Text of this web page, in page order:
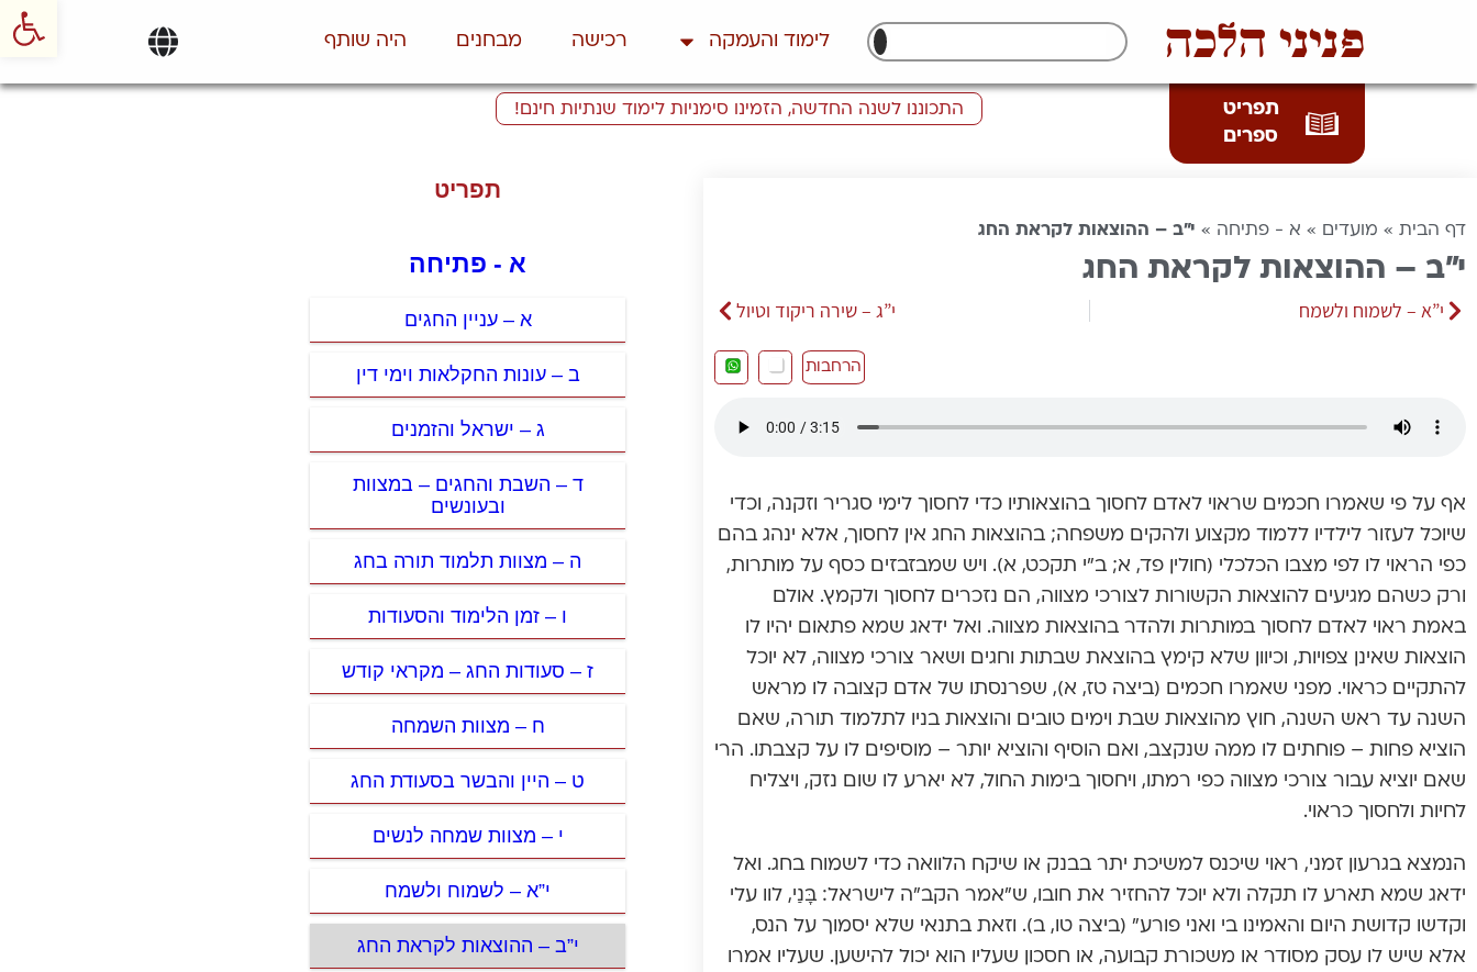
פניני הלכה לימוד והעמקה רכישה מבחנים היה שותף
תפריט
ספרים
התכוננו לשנה החדשה, הזמינו סימניות לימוד שנתיות חינם!
דף הבית » מועדים » א - פתיחה » י”ב – ההוצאות לקראת החג
י”ב – ההוצאות לקראת החג
י”א – לשמוח ולשמח י”ג – שירה ריקוד וטיול
הרחבות
אף על פי שאמרו חכמים שראוי לאדם לחסוך בהוצאותיו כדי לחסוך לימי סגריר וזקנה, וכדי
שיוכל לעזור לילדיו ללמוד מקצוע ולהקים משפחה; בהוצאות החג אין לחסוך, אלא ינהג בהם
כפי הראוי לו לפי מצבו הכלכלי (חולין פד, א; ב”י תקכט, א). ויש שמבזבזים כסף על מותרות,
ורק כשהם מגיעים להוצאות הקשורות לצורכי מצווה, הם נזכרים לחסוך ולקמץ. אולם
באמת ראוי לאדם לחסוך במותרות ולהדר בהוצאות מצווה. ואל ידאג שמא פתאום יהיו לו
הוצאות שאינן צפויות, וכיוון שלא קימץ בהוצאת שבתות וחגים ושאר צורכי מצווה, לא יוכל
להתקיים כראוי. מפני שאמרו חכמים (ביצה טז, א), שפרנסתו של אדם קצובה לו מראש
השנה עד ראש השנה, חוץ מהוצאות שבת וימים טובים והוצאות בניו לתלמוד תורה, שאם
הוציא פחות – פוחתים לו ממה שנקצב, ואם הוסיף והוציא יותר – מוסיפים לו על קצבתו. הרי
שאם יוציא עבור צורכי מצווה כפי רמתו, ויחסוך בימות החול, לא יארע לו שום נזק, ויצליח
לחיות ולחסוך כראוי.
הנמצא בגרעון זמני, ראוי שיכנס למשיכת יתר בבנק או שיקח הלוואה כדי לשמוח בחג. ואל
ידאג שמא תארע לו תקלה ולא יוכל להחזיר את חובו, ש”אמר הקב”ה לישראל: בָּנַי, לוו עלי
וקדשו קדושת היום והאמינו בי ואני פורע” (ביצה טו, ב). וזאת בתנאי שלא יסמוך על הנס,
אלא שיש לו עסק מסודר או משכורת קבועה, או חסכון שעליו הוא יכול להישען. שעליו אמרו
תפריט
א - פתיחה
א – עניין החגים
ב – עונות החקלאות וימי דין
ג – ישראל והזמנים
ד – השבת והחגים – במצוות
ובעונשים
ה – מצוות תלמוד תורה בחג
ו – זמן הלימוד והסעודות
ז – סעודות החג – מקראי קודש
ח – מצוות השמחה
ט – היין והבשר בסעודת החג
י – מצוות שמחה לנשים
י”א – לשמוח ולשמח
י”ב – ההוצאות לקראת החג
פתח